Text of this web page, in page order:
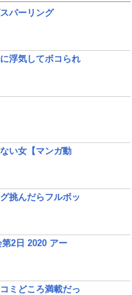
パーリング
浮気してボコられ
い女【マンガ動
挑んだらフルボッ
第2日 2020 アー
ミどころ満載だっ